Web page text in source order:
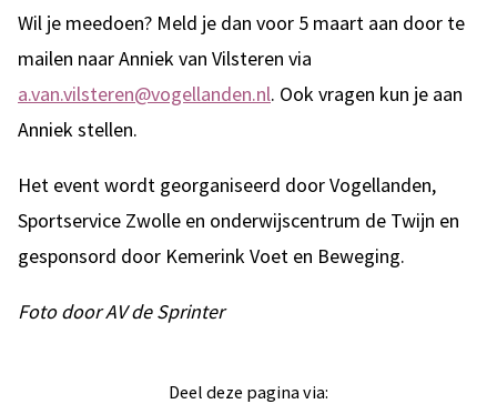
Wil je meedoen? Meld je dan voor 5 maart aan door te
mailen naar Anniek van Vilsteren via
a.van.vilsteren@vogellanden.nl. Ook vragen kun je aan
Anniek stellen.
Het event wordt georganiseerd door Vogellanden,
Sportservice Zwolle en onderwijscentrum de Twijn en
gesponsord door Kemerink Voet en Beweging.
Foto door AV de Sprinter
Deel deze pagina via: